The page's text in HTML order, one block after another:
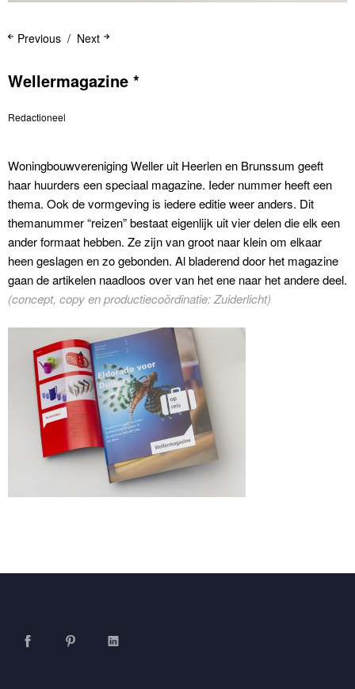
Next
Previous
Wellermagazine *
Redactioneel
Woningbouwvereniging Weller uit Heerlen en Brunssum geeft
haar huurders een speciaal magazine. Ieder nummer heeft een
thema. Ook de vormgeving is iedere editie weer anders. Dit
themanummer “reizen” bestaat eigenlijk uit vier delen die elk een
ander formaat hebben. Ze zijn van groot naar klein om elkaar
heen geslagen en zo gebonden. Al bladerend door het magazine
gaan de artikelen naadloos over van het ene naar het andere deel.
(concept, copy en productiecoördinatie: Zuiderlicht)